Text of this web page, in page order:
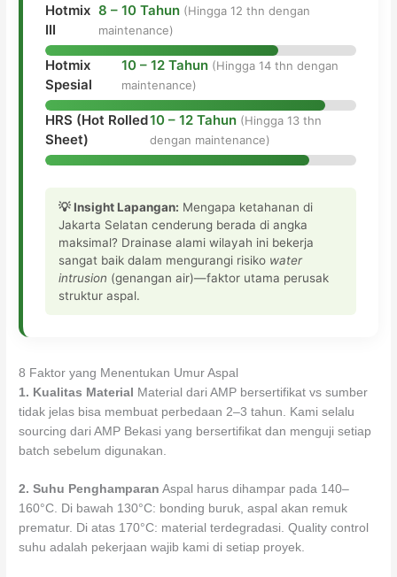
Hotmix
III
8 – 10 Tahun (Hingga 12 thn dengan
maintenance)
Hotmix
Spesial
10 – 12 Tahun (Hingga 14 thn dengan
maintenance)
HRS (Hot Rolled
Sheet)
10 – 12 Tahun (Hingga 13 thn
dengan maintenance)
💡 Insight Lapangan: Mengapa ketahanan di
Jakarta Selatan cenderung berada di angka
maksimal? Drainase alami wilayah ini bekerja
sangat baik dalam mengurangi risiko water
intrusion (genangan air)—faktor utama perusak
struktur aspal.
8 Faktor yang Menentukan Umur Aspal
1. Kualitas Material Material dari AMP bersertifikat vs sumber
tidak jelas bisa membuat perbedaan 2–3 tahun. Kami selalu
sourcing dari AMP Bekasi yang bersertifikat dan menguji setiap
batch sebelum digunakan.
2. Suhu Penghamparan Aspal harus dihampar pada 140–
160°C. Di bawah 130°C: bonding buruk, aspal akan remuk
prematur. Di atas 170°C: material terdegradasi. Quality control
suhu adalah pekerjaan wajib kami di setiap proyek.